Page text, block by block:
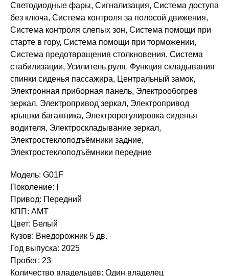
Светодиодные фары, Сигнализация, Система доступа
без ключа, Система контроля за полосой движения,
Система контроля слепых зон, Система помощи при
старте в гору, Система помощи при торможении,
Система предотвращения столкновения, Система
стабилизации, Усилитель руля, Функция складывания
спинки сиденья пассажира, Центральный замок,
Электронная приборная панель, Электрообогрев
зеркал, Электропривод зеркал, Электропривод
крышки багажника, Электрорегулировка сиденья
водителя, Электроскладывание зеркал,
Электростеклоподъёмники задние,
Электростеклоподъёмники передние
Модель: G01F
Поколение: I
Привод: Передний
КПП: AMT
Цвет: Белый
Кузов: Внедорожник 5 дв.
Год выпуска: 2025
Пробег: 23
Количество владельцев: Один владелец